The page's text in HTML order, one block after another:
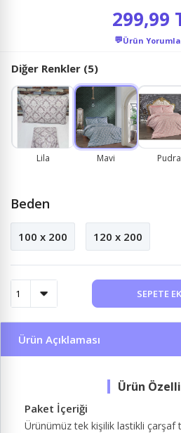
299,99
💬Ürün
Diğer Renkler (5)
Lila Mavi Pudra
Beden
100 x 200 120 x 200
SEPETE
Ürün Açıklaması
Paket İçeriği
Ürünümüz tek kişilik lastikli çarşaf